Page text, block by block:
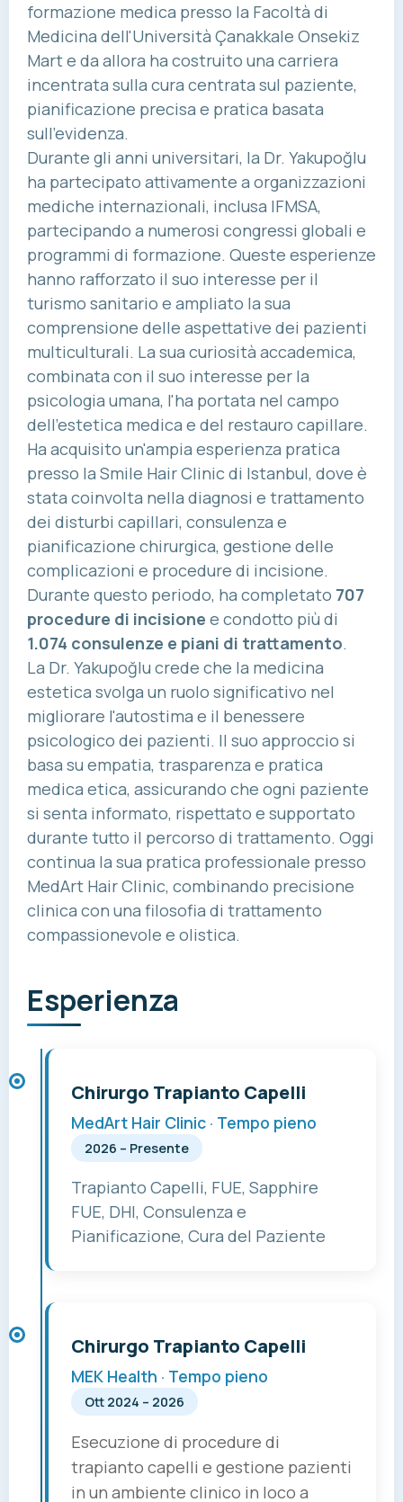
formazione medica presso la Facoltà di
Medicina dell'Università Çanakkale Onsekiz
Mart e da allora ha costruito una carriera
incentrata sulla cura centrata sul paziente,
pianificazione precisa e pratica basata
sull'evidenza.
Durante gli anni universitari, la Dr. Yakupoğlu
ha partecipato attivamente a organizzazioni
mediche internazionali, inclusa IFMSA,
partecipando a numerosi congressi globali e
programmi di formazione. Queste esperienze
hanno rafforzato il suo interesse per il
turismo sanitario e ampliato la sua
comprensione delle aspettative dei pazienti
multiculturali. La sua curiosità accademica,
combinata con il suo interesse per la
psicologia umana, l'ha portata nel campo
dell'estetica medica e del restauro capillare.
Ha acquisito un'ampia esperienza pratica
presso la Smile Hair Clinic di Istanbul, dove è
stata coinvolta nella diagnosi e trattamento
dei disturbi capillari, consulenza e
pianificazione chirurgica, gestione delle
complicazioni e procedure di incisione.
Durante questo periodo, ha completato 707
procedure di incisione e condotto più di
1.074 consulenze e piani di trattamento.
La Dr. Yakupoğlu crede che la medicina
estetica svolga un ruolo significativo nel
migliorare l'autostima e il benessere
psicologico dei pazienti. Il suo approccio si
basa su empatia, trasparenza e pratica
medica etica, assicurando che ogni paziente
si senta informato, rispettato e supportato
durante tutto il percorso di trattamento. Oggi
continua la sua pratica professionale presso
MedArt Hair Clinic, combinando precisione
clinica con una filosofia di trattamento
compassionevole e olistica.
Esperienza
Chirurgo Trapianto Capelli
MedArt Hair Clinic · Tempo pieno
2026 – Presente
Trapianto Capelli, FUE, Sapphire
FUE, DHI, Consulenza e
Pianificazione, Cura del Paziente
Chirurgo Trapianto Capelli
MEK Health · Tempo pieno
Ott 2024 – 2026
Esecuzione di procedure di
trapianto capelli e gestione pazienti
in un ambiente clinico in loco a